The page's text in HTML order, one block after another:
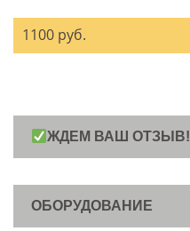
1100 руб.
ЖДЕМ ВАШ ОТЗЫВ!
ОБОРУДОВАНИЕ